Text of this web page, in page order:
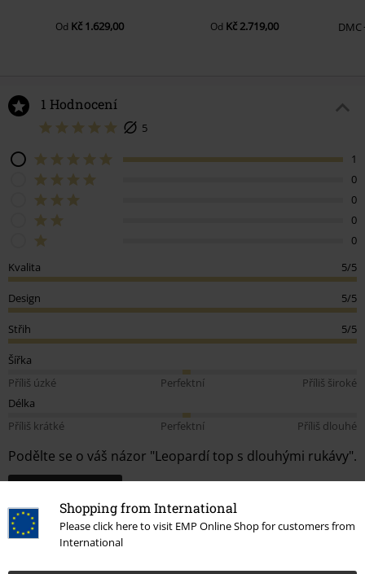
Shopping from International
Please click here to visit EMP Online Shop for customers from
International
Od Kč 1.629,00 Od Kč 2.719,00 DMC
1 Hodnocení
5
1
0
0
0
0
Kvalita
5/5
Design 5/5
Střih 5/5
Šířka
Příliš úzké
Perfektní
Příliš široké
Délka
Příliš krátké
Perfektní Příliš dlouhé
Podělte se o váš názor "Leopardí top s dlouhými rukávy".
How do reviews work?
Třídit podle
Datum Nápomocný